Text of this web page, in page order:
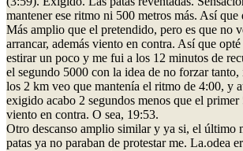
mantener ese ritmo ni 500 metros más. Así que
Más amplio que el pretendido, pero es que no
arrancar, además viento en contra. Así que
estirar un poco y me fui a los 12 minutos de
el segundo 5000 con la idea de no forzar
los 2 km veo que mantenía el ritmo de 4:00, y
exigido acabo 2 segundos menos que el
viento en contra. O sea, 19:53.
Otro descanso amplio similar y ya si, el último
patas ya no paraban de protestar me. La.odea